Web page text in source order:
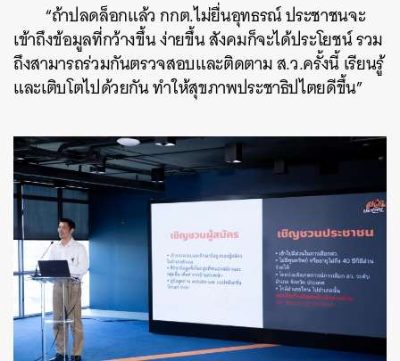
“ถ้าปลดล็อกแล้ว กกต.ไม่ยื่นอุทธรณ์ ประชาชนจะ
เข้าถึงข้อมูลที่กว้างขึ้น ง่ายขึ้น สังคมก็จะได้ประโยชน์ รวม
ถึงสามารถร่วมกันตรวจสอบและติดตาม ส.ว.ครั้งนี้ เรียนรู้
และเติบโตไปด้วยกัน ทำให้สุขภาพประชาธิปไตยดีขึ้น”